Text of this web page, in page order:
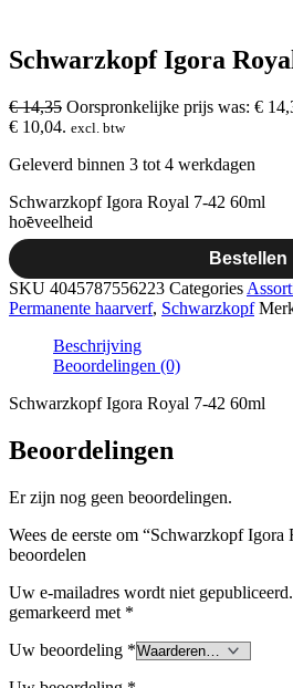
Schwarzkopf Igora
€14,35 Oorspronkelijke prijs was: €
€ 10,04. excl. btw
Geleverd binnen 3 tot 4 werkdagen
-
Schwarzkopf Igora Royal 7-42 60ml
hoeveelheid
Bestellen
SKU 4045787556223 Categories
Permanente haarverf, Schwarzkopf
Beschrijving
Beoordelingen (0)
Schwarzkopf Igora Royal 7-42 60ml
Beoordelingen
Er zijn nog geen beoordelingen.
Wees de eerste om “Schwarzkopf
beoordelen
Uw e-mailadres wordt niet gepubliceerd.
gemarkeerd met *
Uw beoordeling *